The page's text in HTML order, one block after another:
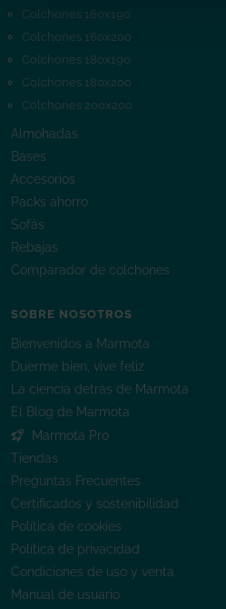
Colchones 160x190
Colchones 160x200
Colchones 180x190
Colchones 180x200
Colchones 200x200
Almohadas
Bases
Accesorios
Packs ahorro
Sofás
Rebajas
Comparador de colchones
SOBRE NOSOTROS
Bienvenidos a Marmota
Duerme bien, vive feliz
La ciencia detrás de Marmota
El Blog de Marmota
Marmota Pro
Tiendas
Preguntas Frecuentes
Certificados y sostenibilidad
Política de cookies
Política de privacidad
Condiciones de uso y venta
Manual de usuario